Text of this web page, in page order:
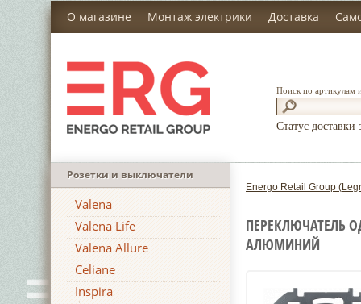
О магазине Монтаж электрики Доставка
Поиск по артикулам
Статус доставки
Розетки и выключатели
Valena
Valena Life
Valena Allure
Celiane
Inspira
Energo Retail Group
ПЕРЕКЛЮЧАТЕЛЬ
АЛЮМИНИЙ